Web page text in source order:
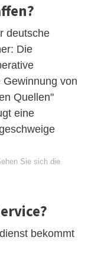
deutsche
Die
von
Quellen"
eine
Sie sich die
bekommt